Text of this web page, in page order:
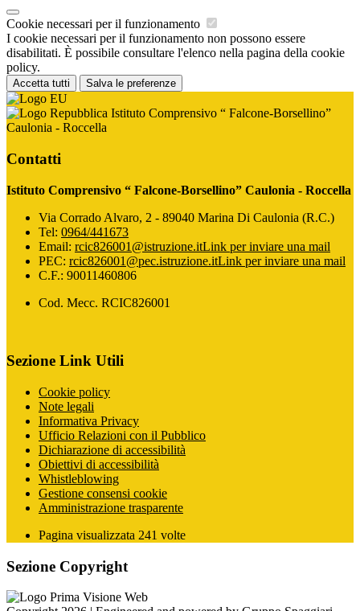
Cookie necessari per il funzionamento
I cookie necessari per il funzionamento non possono essere
disabilitati. È possibile consultare l'elenco nella pagina della cookie
policy.
Accetta tutti Salva le preferenze
Istituto Comprensivo “ Falcone-Borsellino”
Caulonia - Roccella
Contatti
Istituto Comprensivo “ Falcone-Borsellino” Caulonia - Roccella
Via Corrado Alvaro, 2 - 89040 Marina Di Caulonia (R.C.)
Tel: 0964/441673
Email: rcic826001@istruzione.itLink per inviare una mail
PEC: rcic826001@pec.istruzione.itLink per inviare una mail
C.F.: 90011460806
Cod. Mecc. RCIC826001
Sezione Link Utili
Cookie policy
Note legali
Informativa Privacy
Ufficio Relazioni con il Pubblico
Dichiarazione di accessibilità
Obiettivi di accessibilità
Whistleblowing
Gestione consensi cookie
Amministrazione trasparente
Pagina visualizzata 241 volte
Sezione Copyright